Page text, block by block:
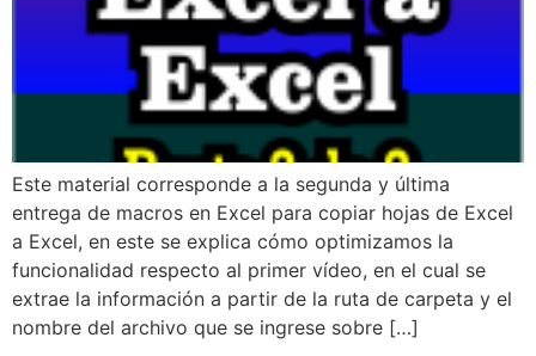
Este material corresponde a la segunda y última
entrega de macros en Excel para copiar hojas de Excel
a Excel, en este se explica cómo optimizamos la
funcionalidad respecto al primer vídeo, en el cual se
extrae la información a partir de la ruta de carpeta y el
nombre del archivo que se ingrese sobre […]